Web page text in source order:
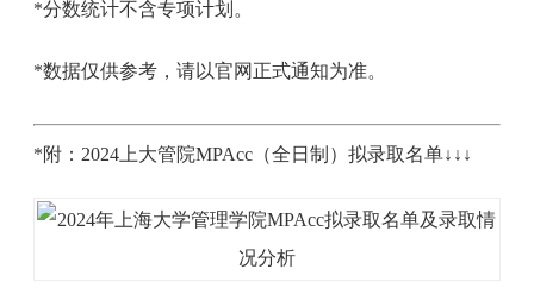
*分数统计不含专项计划。
*数据仅供参考，请以官网正式通知为准。
*附：2024上大管院MPAcc（全日制）拟录取名单↓↓↓